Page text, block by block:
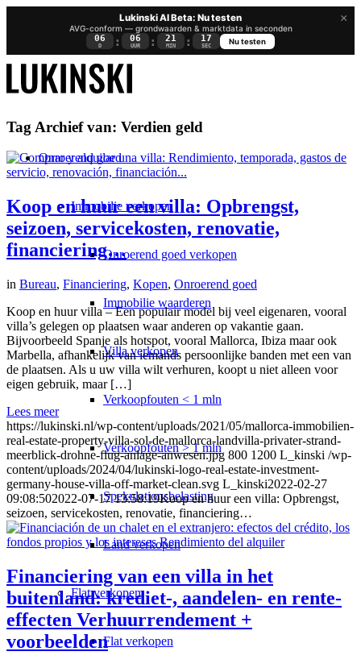
×
Lukinski AI Beta: Nu testen
AVG-conform — grondwaarden & marktdata in seconden
06
D : 06
UUR : 21
MIN : 16
SEC
Nu testen
Onroerend goed
Immobilie verkopen
Onroerend goed verkopen
Immobilie waarderen
Villa verkopen
Verkoopfouten < 1 mln
Verkoopfouten > 1 mln
Spekulationsbelasting
Land verkopen
Flatverkopen
Flat verkopen
Tag Archief van: Verdien geld
Koop en huur een villa: Opbrengst,
seizoen, servicekosten, renovatie,
financiering…
in Bureau, Financiering, Kopen, Onroerend goed
Koop en huur villa – Een populair model bij veel eigenaren, vooral
villa’s gelegen op plaatsen waar anderen op vakantie gaan.
Bijvoorbeeld Spanje als hotspot, vooral Mallorca, Ibiza maar ook
Marbella, afhankelijk van iemands persoonlijke banden met een van
de plaatsen. Als u uw villa wilt verhuren, koopt u niet alleen voor
eigen gebruik, maar […]
Lees meer
https://lukinski.nl/wp-content/uploads/2021/05/mallorca-immobilien-
real-estate-property-villa-sol-de-mallorca-landvilla-privater-strand-
meerblick-drohne-flug-anlage-anwesen.jpg 800 1200 L_kinski /wp-
content/uploads/2024/04/lukinski-logo-real-estate-investment-
germany-house-villa-off-market-clean.svg L_kinski2022-02-27
09:08:502022-07-17 13:58:19Koop en huur een villa: Opbrengst,
seizoen, servicekosten, renovatie, financiering…
Financiering van een villa in het
buitenland: krediet-, aandelen- en rente-
effecten Verhuurrendement +
voorbeelden